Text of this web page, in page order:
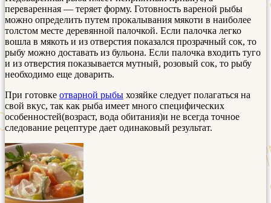
переваренная — теряет форму. Готовность вареной рыбы
можно определить путем прокалывания мякоти в наиболее
толстом месте деревянной палочкой. Если палочка легко
вошла в мякоть и из отверстия показался прозрачный сок, то
рыбу можно доставать из бульона. Если палочка входить туго
и из отверстия показывается мутный, розовый сок, то рыбу
необходимо еще доварить.
При готовке отварной рыбы хозяйке следует полагаться на
свой вкус, так как рыба имеет много специфических
особенностей(возраст, вода обитания)и не всегда точное
следование рецептуре дает одинаковый результат.